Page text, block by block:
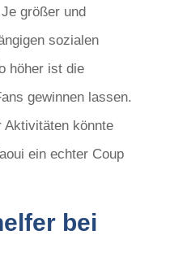
größer und
sozialen
höher ist die
gewinnen lassen.
Aktivitäten könnte
ein echter Coup
bei